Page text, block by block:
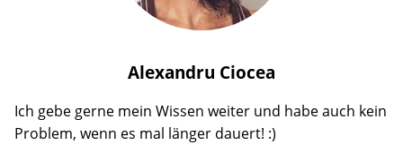
Alexandru Ciocea
Ich gebe gerne mein Wissen weiter und habe auch kein
Problem, wenn es mal länger dauert! :)